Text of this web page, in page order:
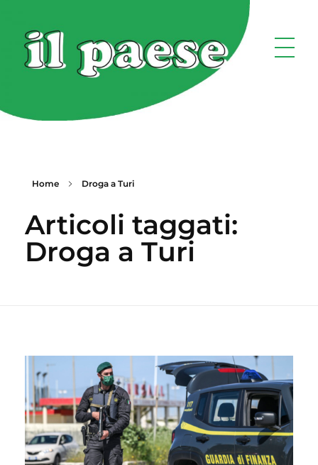
Home Droga a Turi
Articoli taggati:
Droga a Turi